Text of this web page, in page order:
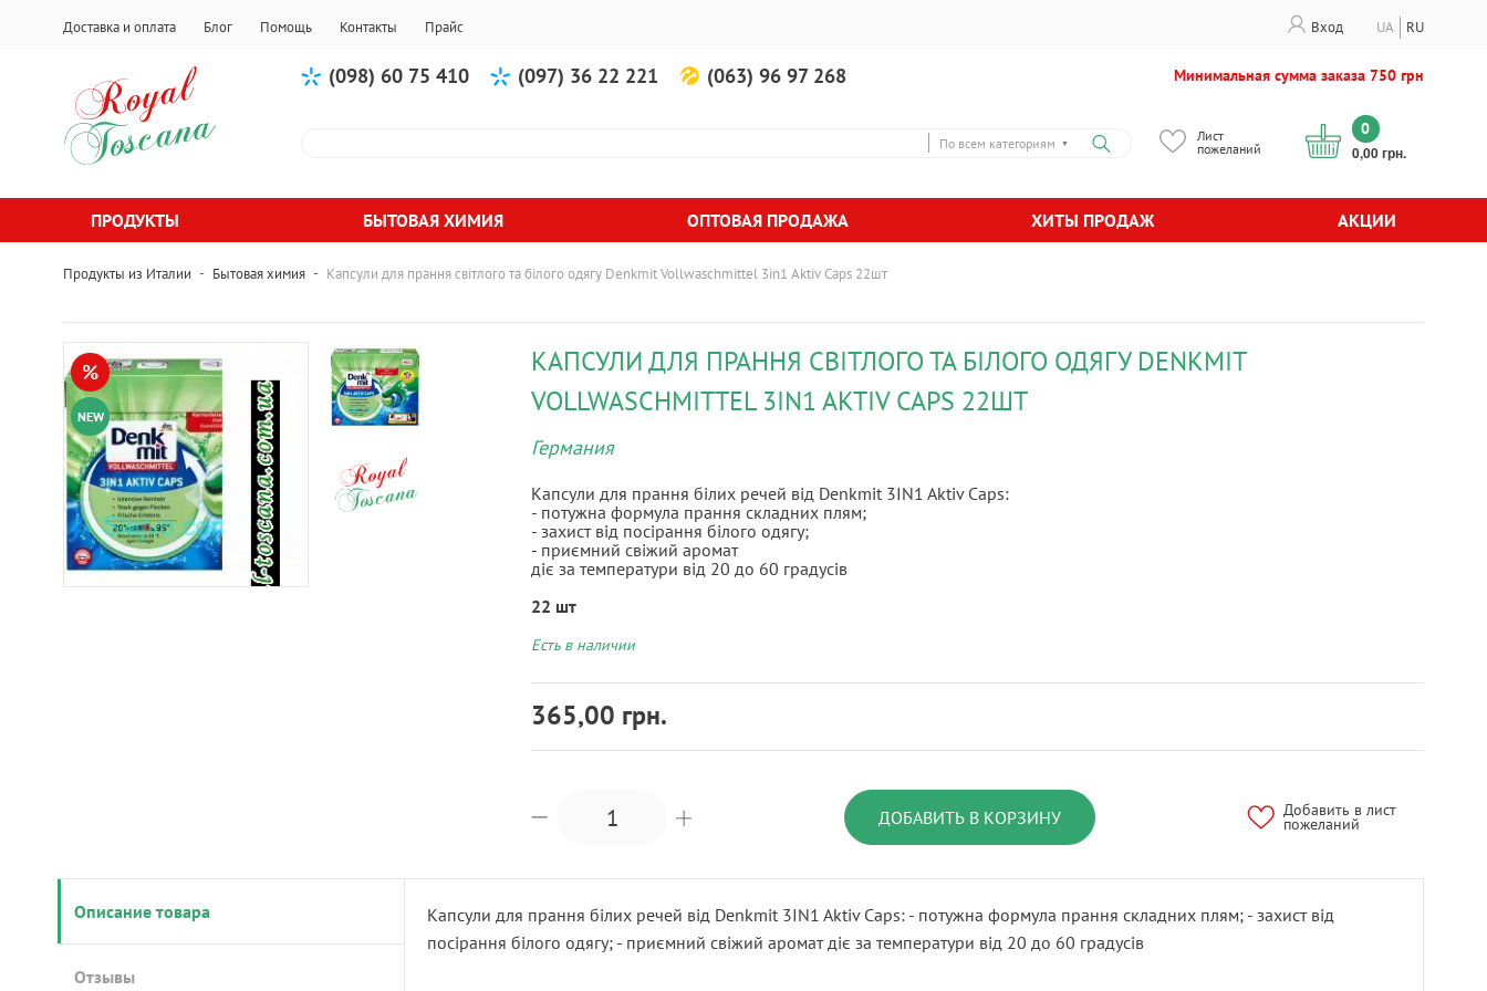
Доставка и оплата Блог Помощь Контакты Прайс Вход RU
UA
(098) 60 75 410 (097) 36 22 221 (063) 96 97 268 Минимальная сумма заказа 750 грн
По всем категориям ▼
Лист
пожеланий
0
0,00 грн.
ПРОДУКТЫ БЫТОВАЯ ХИМИЯ ОПТОВАЯ ПРОДАЖА ХИТЫ ПРОДАЖ АКЦИИ
Продукты из Италии - Бытовая химия - Капсули для прання світлого та білого одягу Denkmit Vollwaschmittel 3in1 Aktiv Caps 22шт
NEW
%
КАПСУЛИ ДЛЯ ПРАННЯ СВІТЛОГО ТА БІЛОГО ОДЯГУ DENKMIT
VOLLWASCHMITTEL 3IN1 AKTIV CAPS 22ШТ
Германия
Капсули для прання білих речей від Denkmit 3IN1 Aktiv Caps:
- потужна формула прання складних плям;
- захист від посірання білого одягу;
- приємний свіжий аромат
діє за температури від 20 до 60 градусів
22 шт
Есть в наличии
365,00 грн.
ДОБАВИТЬ В КОРЗИНУ Добавить в лист
пожеланий
Описание товара
Отзывы
Капсули для прання білих речей від Denkmit 3IN1 Aktiv Caps: - потужна формула прання складних плям; - захист від
посірання білого одягу; - приємний свіжий аромат діє за температури від 20 до 60 градусів